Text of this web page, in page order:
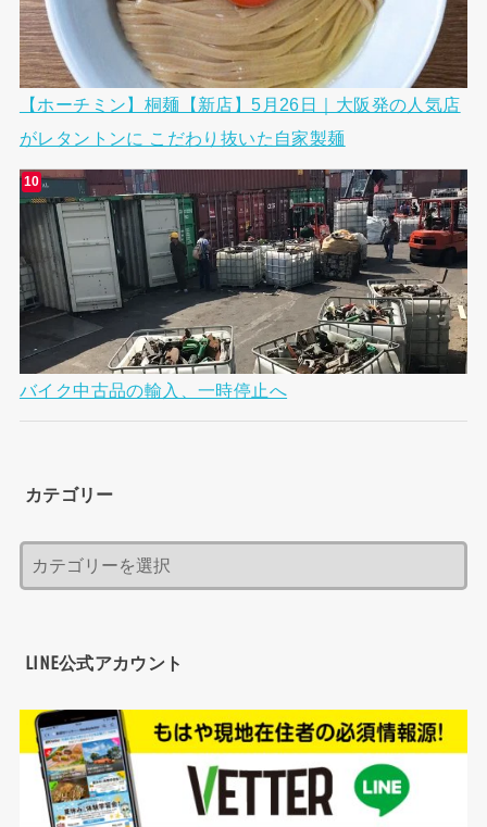
【ホーチミン】桐麺【新店】5月26日｜大阪発の人気店
がレタントンに こだわり抜いた自家製麺
バイク中古品の輸入、一時停止へ
カテゴリー
LINE公式アカウント